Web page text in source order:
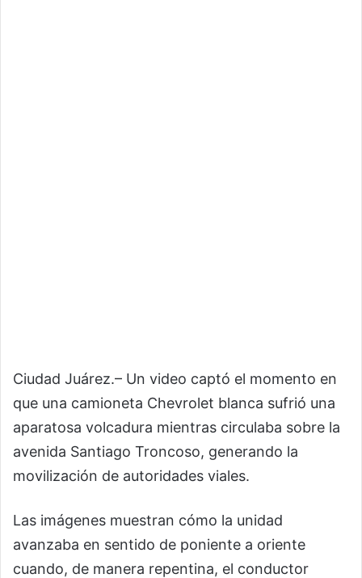
Ciudad Juárez.– Un video captó el momento en
que una camioneta Chevrolet blanca sufrió una
aparatosa volcadura mientras circulaba sobre la
avenida Santiago Troncoso, generando la
movilización de autoridades viales.
Las imágenes muestran cómo la unidad
avanzaba en sentido de poniente a oriente
cuando, de manera repentina, el conductor